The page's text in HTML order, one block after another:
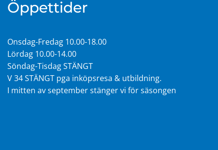
Öppettider
Onsdag-Fredag 10.00-18.00
Lördag 10.00-14.00
Söndag-Tisdag STÄNGT
V 34 STÄNGT pga inköpsresa & utbildning.
I mitten av september stänger vi för säsongen